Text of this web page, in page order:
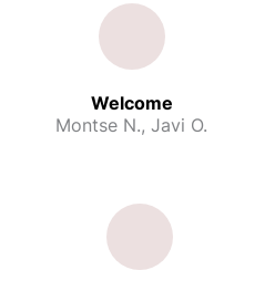
Welcome
Montse N., Javi O.